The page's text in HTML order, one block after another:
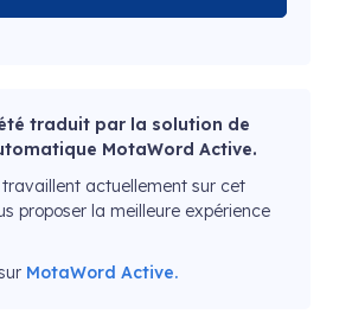
traduit par la solution de
MotaWord Active.
actuellement sur cet
proposer la meilleure expérience
MotaWord Active.